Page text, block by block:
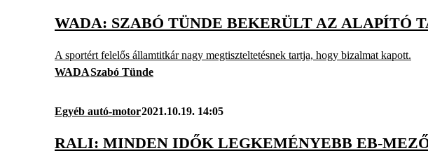
WADA: SZABÓ TÜNDE BEKERÜLT AZ ALAPÍTÓ
A sportért felelős államtitkár nagy megtiszteltetésnek tartja, hogy bizalmat kapott.
WADASzabó Tünde
Egyéb autó-motor2021.10.19. 14:05
RALI: MINDEN IDŐK LEGKEMÉNYEBB EB-